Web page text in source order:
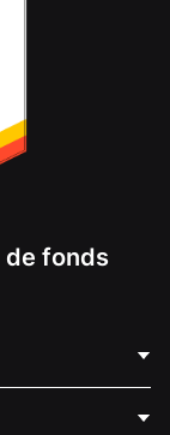
de fonds